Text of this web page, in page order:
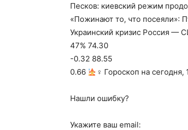
Песков: киевский режим
«Пожинают то, что посеяли»:
Украинский кризис Россия —
47% 74.30
-0.32 88.55
0.66
‍♀ Гороскоп на сегодня,
Нашли ошибку?
Укажите ваш email: